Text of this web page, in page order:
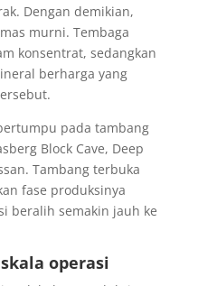
Dengan demikian,
murni. Tembaga
konsentrat, sedangkan
berharga yang
pada tambang
Block Cave, Deep
Tambang terbuka
fase produksinya
beralih semakin jauh ke
operasi